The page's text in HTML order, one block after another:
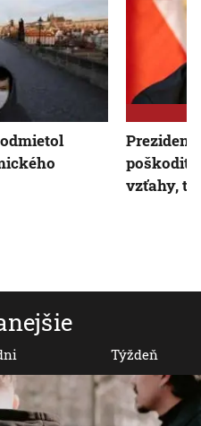
Týždeň
Prezident
poškodiť
vzťahy,